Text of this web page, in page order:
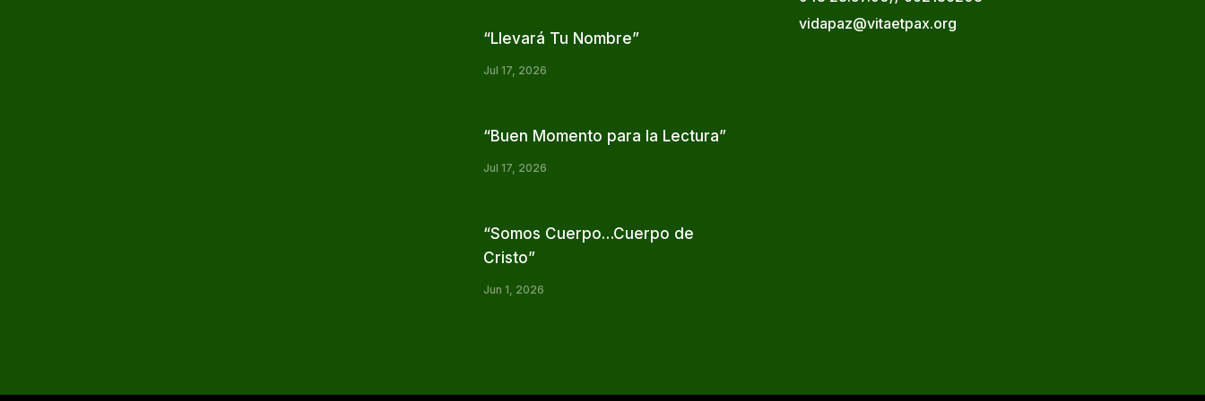
“Llevará Tu Nombre”
Jul 17, 2026
“Buen Momento para la Lectura”
Jul 17, 2026
“Somos Cuerpo…Cuerpo de
Cristo”
Jun 1, 2026
vidapaz@vitaetpax.org